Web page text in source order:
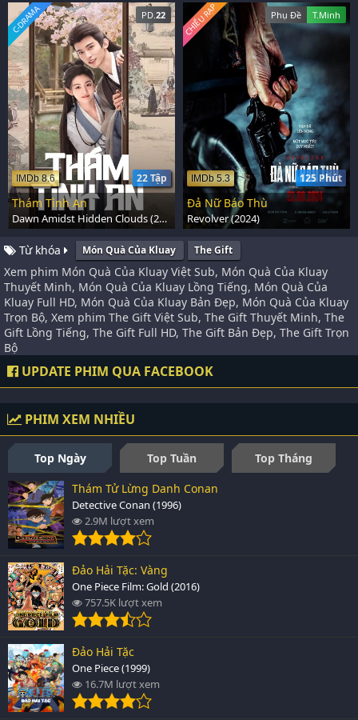
PD.22
22 Tập
IMDb 8.6
C-DRAMA
Thám Tình An
Dawn Amidst Hidden Clouds (2024)
Phụ Đề T.Minh
125 Phút
IMDb 5.3
CHIẾU RẠP
Đả Nữ Báo Thù
Revolver (2024)
Từ khóa Món Quà Của Kluay The Gift
Xem phim Món Quà Của Kluay Việt Sub, Món Quà Của Kluay
Thuyết Minh, Món Quà Của Kluay Lồng Tiếng, Món Quà Của
Kluay Full HD, Món Quà Của Kluay Bản Đẹp, Món Quà Của Kluay
Trọn Bộ, Xem phim The Gift Việt Sub, The Gift Thuyết Minh, The
Gift Lồng Tiếng, The Gift Full HD, The Gift Bản Đẹp, The Gift Trọn
Bộ
UPDATE PHIM QUA FACEBOOK
PHIM XEM NHIỀU
Top Ngày Top Tuần
Top Tháng
Thám Tử Lừng Danh Conan
Detective Conan (1996)
2.9M lượt xem
Đảo Hải Tặc: Vàng
One Piece Film: Gold (2016)
757.5K lượt xem
Đảo Hải Tặc
One Piece (1999)
16.7M lượt xem